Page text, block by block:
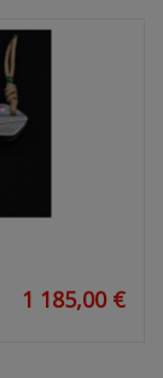
1 185,00 €